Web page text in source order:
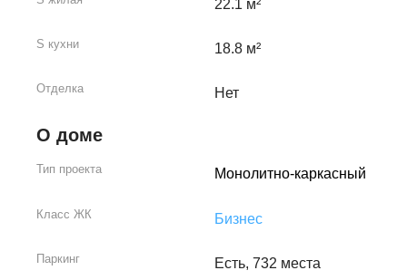
22.1 м²
S кухни 18.8 м²
Отделка Нет
О доме
Тип проекта Монолитно-каркасный
Класс ЖК Бизнес
Паркинг Есть, 732 места